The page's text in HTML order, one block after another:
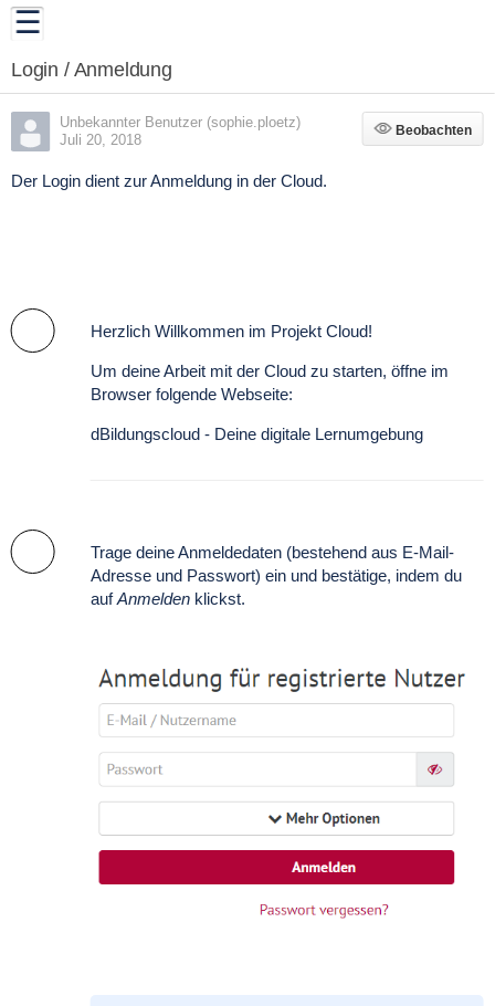
Login / Anmeldung
Unbekannter Benutzer (sophie.ploetz)
Juli 20, 2018
Beobachten
Beobachten
Der Login dient zur Anmeldung in der Cloud.
Herzlich Willkommen im Projekt Cloud!
Um deine Arbeit mit der Cloud zu starten, öffne im
Browser folgende Webseite:
dBildungscloud - Deine digitale Lernumgebung
Trage deine Anmeldedaten (bestehend aus E-Mail-
Adresse und Passwort) ein und bestätige, indem du
aufAnmeldenklickst.